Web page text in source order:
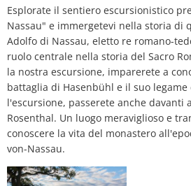
Esplorate il sentiero escursionistico
Nassau" e immergetevi nella storia di
Adolfo di Nassau, eletto re romano-
ruolo centrale nella storia del Sacro
la nostra escursione, imparerete a
battaglia di Hasenbühl e il suo
l'escursione, passerete anche davanti
Rosenthal. Un luogo meraviglioso e
conoscere la vita del monastero
von-Nassau.